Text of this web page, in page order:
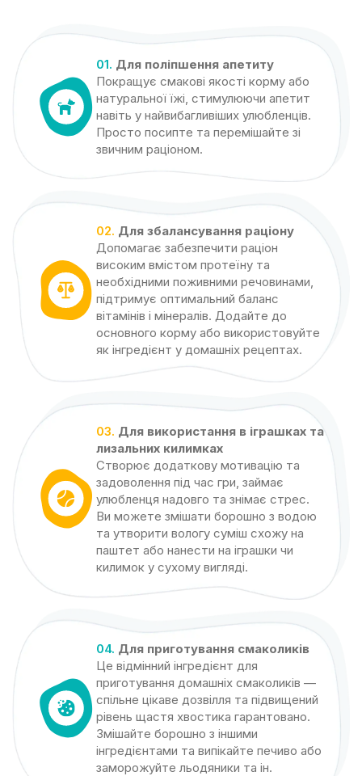
01. Для поліпшення апетиту
Покращує смакові якості корму або
натуральної їжі, стимулюючи апетит
навіть у найвибагливіших улюбленців.
Просто посипте та перемішайте зі
звичним раціоном.
02. Для збалансування раціону
Допомагає забезпечити раціон
високим вмістом протеїну та
необхідними поживними речовинами,
підтримує оптимальний баланс
вітамінів і мінералів. Додайте до
основного корму або використовуйте
як інгредієнт у домашніх рецептах.
03. Для використання в іграшках та
лизальних килимках
Створює додаткову мотивацію та
задоволення під час гри, займає
улюбленця надовго та знімає стрес.
Ви можете змішати борошно з водою
та утворити вологу суміш схожу на
паштет або нанести на іграшки чи
килимок у сухому вигляді.
04. Для приготування смаколиків
Це відмінний інгредієнт для
приготування домашніх смаколиків —
спільне цікаве дозвілля та підвищений
рівень щастя хвостика гарантовано.
Змішайте борошно з іншими
інгредієнтами та випікайте печиво або
заморожуйте льодяники та ін.